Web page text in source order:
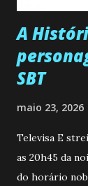
A
SBT
maio 23, 2026
Televisa E
as 20h45 da
do horário